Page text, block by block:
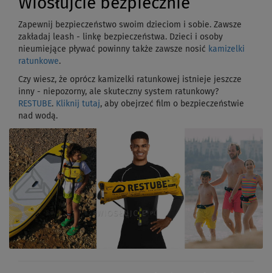
Wiosłujcie bezpiecznie
Zapewnij bezpieczeństwo swoim dzieciom i sobie. Zawsze
zakładaj leash - linkę bezpieczeństwa. Dzieci i osoby
nieumiejące pływać powinny także zawsze nosić kamizelki
ratunkowe.
Czy wiesz, że oprócz kamizelki ratunkowej istnieje jeszcze
inny - niepozorny, ale skuteczny system ratunkowy?
RESTUBE. Kliknij tutaj, aby obejrzeć film o bezpieczeństwie
nad wodą.